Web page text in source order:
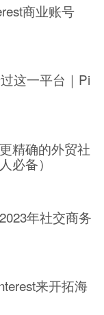
商业账号
这一平台｜Pi
精确的外贸社
必备）
年社交商务
来开拓海